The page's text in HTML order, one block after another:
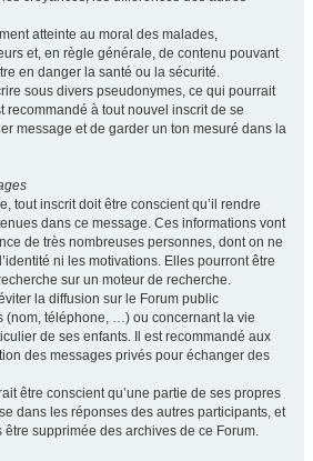
atteinte au moral des malades,
et, en règle générale, de contenu pouvant
en danger la santé ou la sécurité.
sous divers pseudonymes, ce qui pourrait
recommandé à tout nouvel inscrit de se
message et de garder un ton mesuré dans la
tout inscrit doit être conscient qu’il rendre
dans ce message. Ces informations vont
de très nombreuses personnes, dont on ne
ni les motivations. Elles pourront être
sur un moteur de recherche.
la diffusion sur le Forum public
(nom, téléphone, …) ou concernant la vie
de ses enfants. Il est recommandé aux
des messages privés pour échanger des
être conscient qu’une partie de ses propres
dans les réponses des autres participants, et
supprimée des archives de ce Forum.